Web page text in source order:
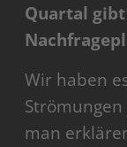
Quartal
Wir haben
man